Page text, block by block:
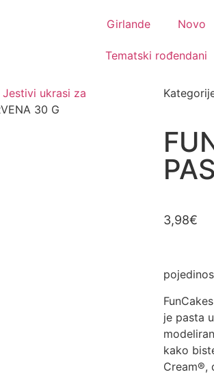
Girlande Novo
Tematski rođendani
Jestivi ukrasi za
30 G
3,98€
je pasta
kako
Cream®,